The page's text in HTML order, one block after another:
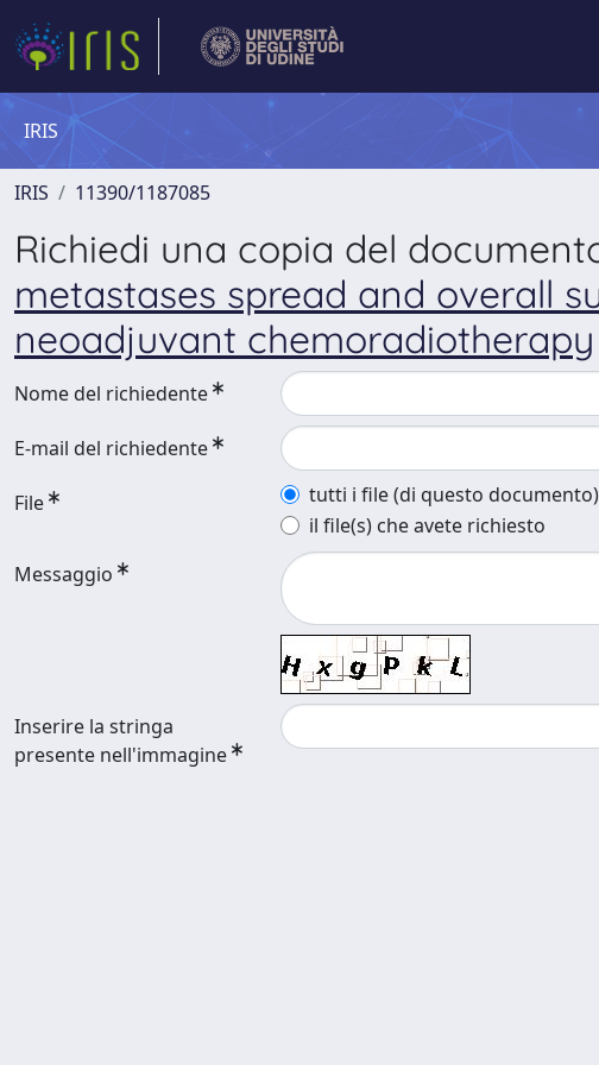
IRIS
IRIS 11390/1187085
Richiedi una copia del
metastases spread and overall
neoadjuvant chemoradiotherapy
Nome del richiedente
E-mail del richiedente
File
tutti i file (di questo
il file(s) che avete richiesto
Messaggio
Inserire la stringa
presente nell'immagine